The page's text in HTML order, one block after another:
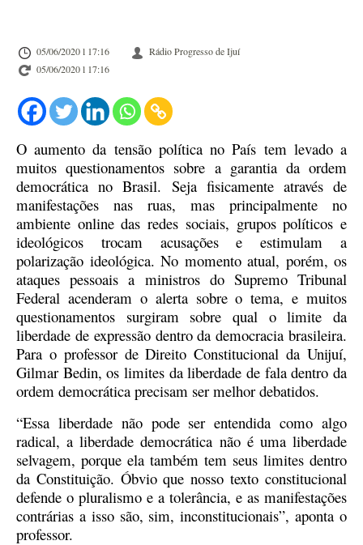
05/06/2020 l 17:16
Rádio Progresso de Ijuí
05/06/2020 l 17:16
O aumento da tensão política no País tem levado a
muitos questionamentos sobre a garantia da ordem
democrática no Brasil. Seja fisicamente através de
manifestações nas ruas, mas principalmente no
ambiente online das redes sociais, grupos políticos e
ideológicos trocam acusações e estimulam a
polarização ideológica. No momento atual, porém, os
ataques pessoais a ministros do Supremo Tribunal
Federal acenderam o alerta sobre o tema, e muitos
questionamentos surgiram sobre qual o limite da
liberdade de expressão dentro da democracia brasileira.
Para o professor de Direito Constitucional da Unijuí,
Gilmar Bedin, os limites da liberdade de fala dentro da
ordem democrática precisam ser melhor debatidos.
“Essa liberdade não pode ser entendida como algo
radical, a liberdade democrática não é uma liberdade
selvagem, porque ela também tem seus limites dentro
da Constituição. Óbvio que nosso texto constitucional
defende o pluralismo e a tolerância, e as manifestações
contrárias a isso são, sim, inconstitucionais”, aponta o
professor.